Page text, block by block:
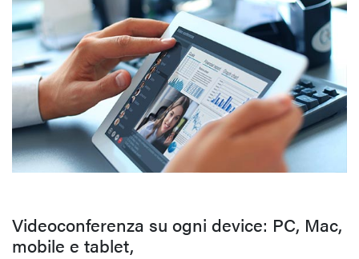
Videoconferenza su ogni device: PC, Mac,
mobile e tablet,